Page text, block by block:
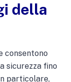
della
consentono
sicurezza fino
particolare,